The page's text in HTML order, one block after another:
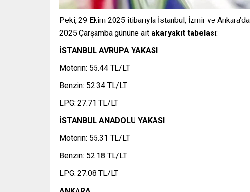
Peki, 29 Ekim 2025 itibarıyla İstanbul, İzmir ve Ankara’da
2025 Çarşamba gününe ait akaryakıt tabelası:
İSTANBUL AVRUPA YAKASI
Motorin: 55.44 TL/LT
Benzin: 52.34 TL/LT
LPG: 27.71 TL/LT
İSTANBUL ANADOLU YAKASI
Motorin: 55.31 TL/LT
Benzin: 52.18 TL/LT
LPG: 27.08 TL/LT